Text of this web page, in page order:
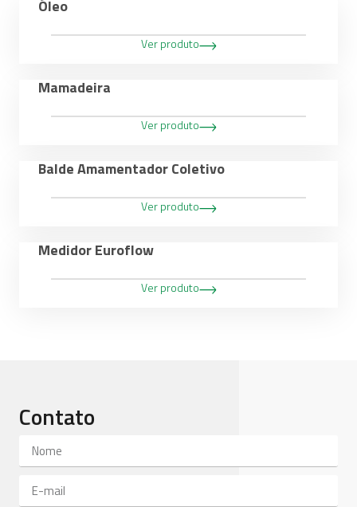
Óleo
Ver produto
Mamadeira
Ver produto
Balde Amamentador Coletivo
Ver produto
Medidor Euroflow
Ver produto
Contato